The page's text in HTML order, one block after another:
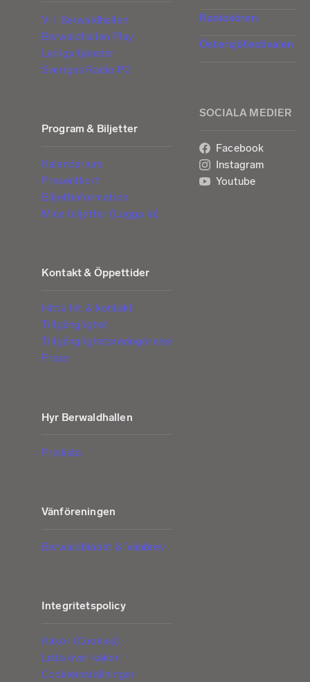
Vi i Berwaldhallen
Berwaldhallen Play
Lediga tjänster
Sveriges Radio P2
Program & Biljetter
Kalendarium
Presentkort
Biljettinformation
Mina biljetter (Logga in)
Kontakt & Öppettider
Hitta hit & kontakt
Tillgänglighet
Tillgänglighetsredogörelse
Press
Hyr Berwaldhallen
Prislista
Vänföreningen
Berwaldbladet & Vänbrev
Integritetspolicy
Kakor (Cookies)
Lista över kakor
Cookieinställningar
Radiokören
Östersjöfestivalen
SOCIALA MEDIER
Facebook
Instagram
Youtube